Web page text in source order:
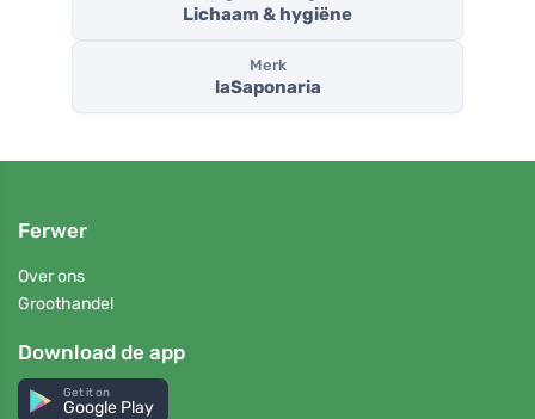
Lichaam & hygiëne
Merk
laSaponaria
Ferwer
Over ons
Groothandel
Download de app
Get it on
Google Play